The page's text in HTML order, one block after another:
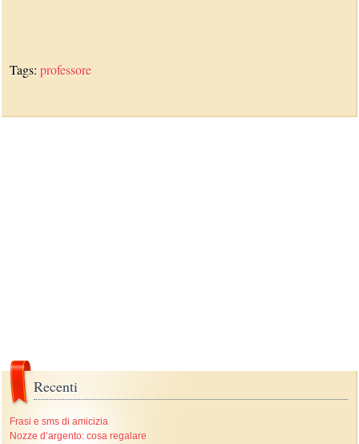
Tags:professore
Recenti
Frasi e sms di amicizia
Nozze d’argento: cosa regalare